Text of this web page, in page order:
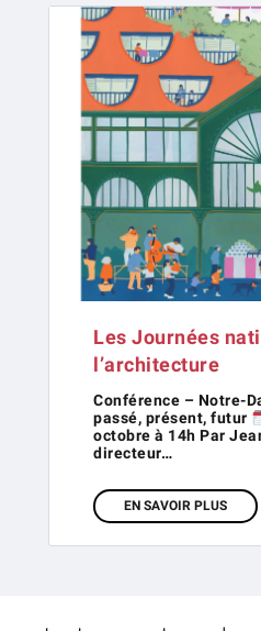
Les Journées
l’architecture
Conférence – Notre-
passé, présent, futur
octobre à 14h Par
directeur…
EN SAVOIR PLUS